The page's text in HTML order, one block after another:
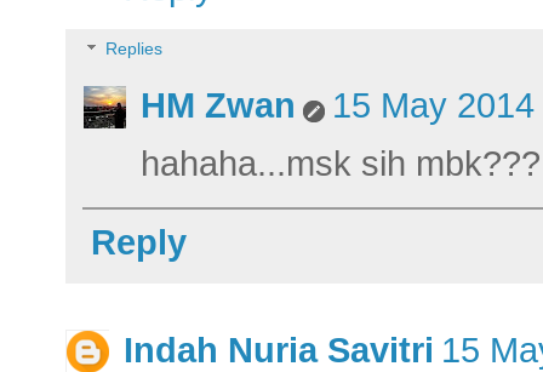
Replies
HM Zwan
15 May
hahaha...msk sih
Reply
Indah Nuria Savitri 15